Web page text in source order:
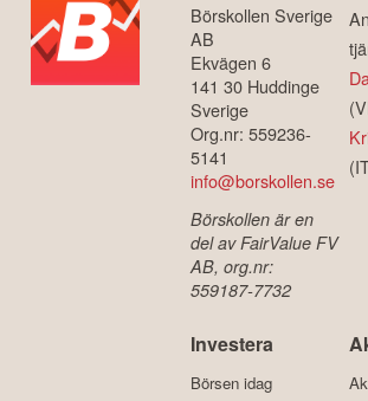
Börskollen Sverige
AB
Ekvägen 6
141 30 Huddinge
Sverige
Org.nr: 559236-
5141
info@borskollen.se
Börskollen är en
del av FairValue FV
AB, org.nr:
559187-7732
Investera
Börsen idag